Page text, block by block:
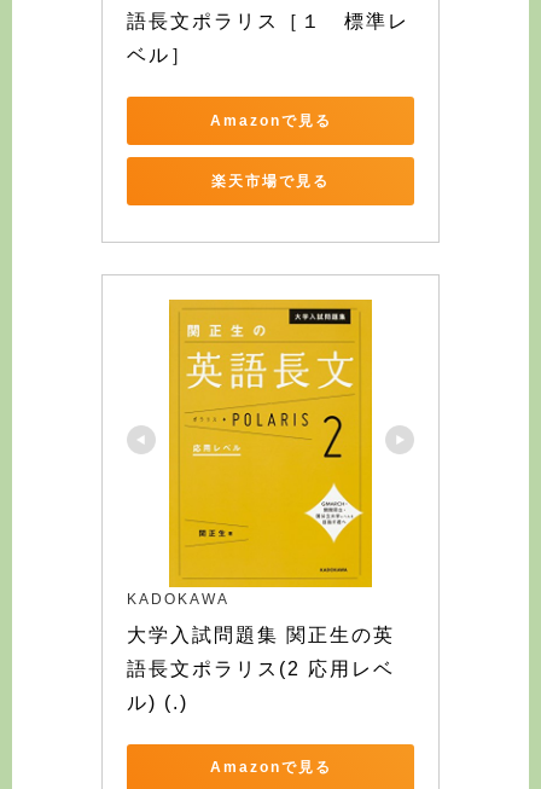
語長文ポラリス［１　標準レ
ベル］
Amazonで見る
楽天市場で見る
KADOKAWA
大学入試問題集 関正生の英
語長文ポラリス(2 応用レベ
ル) (.)
Amazonで見る